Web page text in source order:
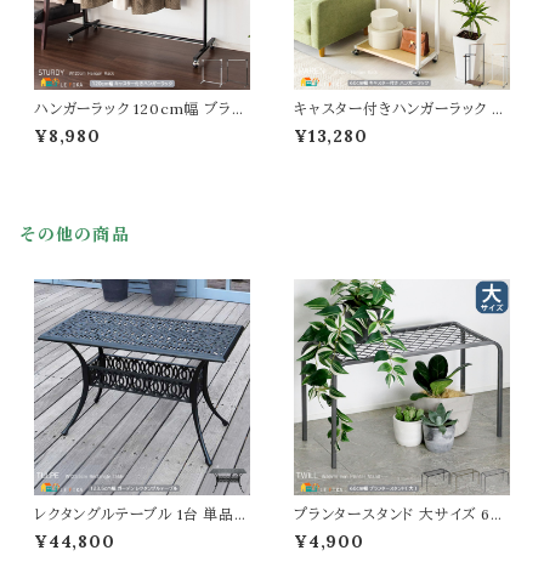
ハンガーラック 120cm幅 ブラッ
ク ホワイト キャスター付きハンガ
ーラック 高さ調整可能 衣類ラッ
ック 洋服ハンガー 衣類ハンガー
¥8,980
キャスター付きハンガーラック 6
0cm幅 ブラック ホワイト 収納棚
付き サブフック付き オープンフッ
¥13,280
その他の商品
レクタングルテーブル 1台 単品 1
23.5cm幅 マットブラック ガーデ
ンテーブル 長方形 アルミ製テー
¥44,800
プランタースタンド 大サイズ 60
cm幅 1台単品 ゴールド グレー
ブラック 鉢植えスタンド 植木鉢
¥4,900